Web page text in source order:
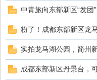
中青旅向东部新区“发团
粉了！成都东部新区龙
实拍龙马湖公园，简州
成都东部新区丹景台，